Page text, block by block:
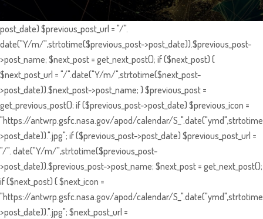
post_date) $previous_post_url = "/".
date("Y/m/",strtotime($previous_post->post_date)).$previous_post-
>post_name; $next_post = get_next_post(); if ($next_post) {
$next_post_url = "/".date("Y/m/",strtotime($next_post-
>post_date)).$next_post->post_name; } $previous_post =
get_previous_post(); if ($previous_post->post_date) $previous_icon =
"https://antwrp.gsfc.nasa.gov/apod/calendar/
>post_date)).".jpg"; if ($previous_post->post_date) $previous_post_url =
"/". date("Y/m/",strtotime($previous_post-
>post_date)).$previous_post->post_name; $next_post = get_next_post();
if ($next_post) { $next_icon =
"https://antwrp.gsfc.nasa.gov/apod/calendar/
>post_date)).".jpg"; $next_post_url =